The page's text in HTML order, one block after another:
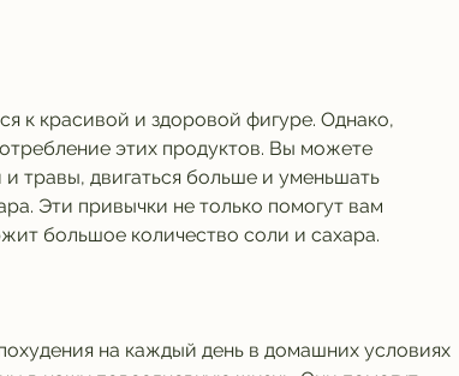
к красивой и здоровой фигуре. Однако,
этих продуктов. Вы можете
и травы, двигаться больше и уменьшать
Эти привычки не только помогут вам
большое количество соли и сахара.
на каждый день в домашних условиях